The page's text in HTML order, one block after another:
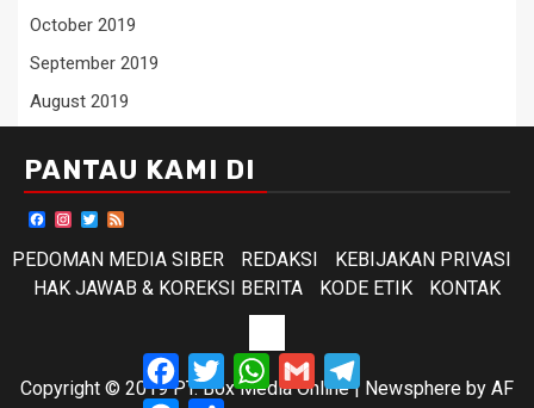
October 2019
September 2019
August 2019
PANTAU KAMI DI
Facebook
Instagram
Twitter
PEDOMAN MEDIA SIBER
REDAKSI
KEBIJAKAN PRIVASI
HAK JAWAB & KOREKSI BERITA
KODE ETIK KONTAK
ETIK
Copyright © 2019 PT. Box Media Online| Newsphere by AF
Facebook
TwitterWhatsApp
Gmail